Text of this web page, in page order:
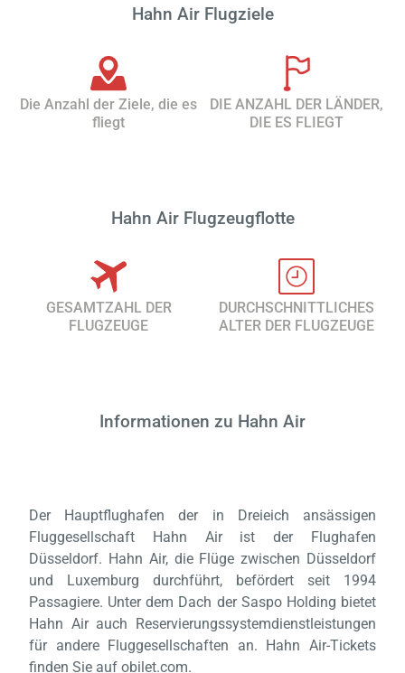
Hahn Air Flugziele
Die Anzahl der Ziele, die es
fliegt
DIE ANZAHL DER LÄNDER,
DIE ES FLIEGT
Hahn Air Flugzeugflotte
GESAMTZAHL DER
FLUGZEUGE
DURCHSCHNITTLICHES
ALTER DER FLUGZEUGE
Informationen zu Hahn Air
Der Hauptflughafen der in Dreieich ansässigen
Fluggesellschaft Hahn Air ist der Flughafen
Düsseldorf. Hahn Air, die Flüge zwischen Düsseldorf
und Luxemburg durchführt, befördert seit 1994
Passagiere. Unter dem Dach der Saspo Holding bietet
Hahn Air auch Reservierungssystemdienstleistungen
für andere Fluggesellschaften an. Hahn Air-Tickets
finden Sie auf obilet.com.